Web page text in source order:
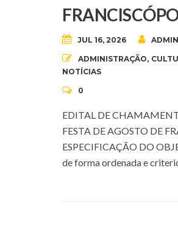
JUL 16, 2026 ADMIN
ADMINISTRAÇÃO,
NOTÍCIAS
0
EDITAL DE
FESTA DE AGOSTO DE
ESPECIFICAÇÃO DO
de forma ordenada e